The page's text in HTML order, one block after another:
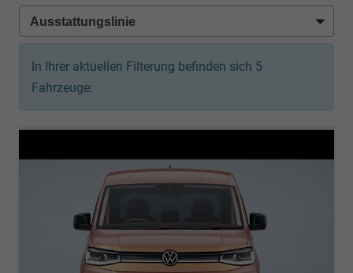
In Ihrer aktuellen Filterung befinden sich 5
Fahrzeuge: